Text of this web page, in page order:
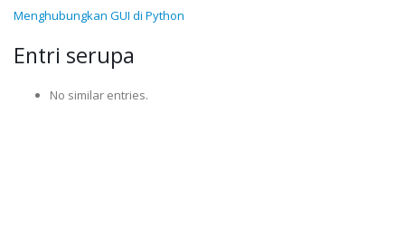
Menghubungkan GUI di Python
Entri serupa
No similar entries.